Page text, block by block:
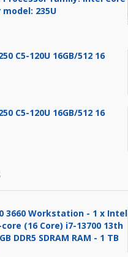
235U
C5-120U 16GB/512 16
C5-120U 16GB/512 16
3660 Workstation - 1 x Intel
(16 Core) i7-13700 13th
DDR5 SDRAM RAM - 1 TB